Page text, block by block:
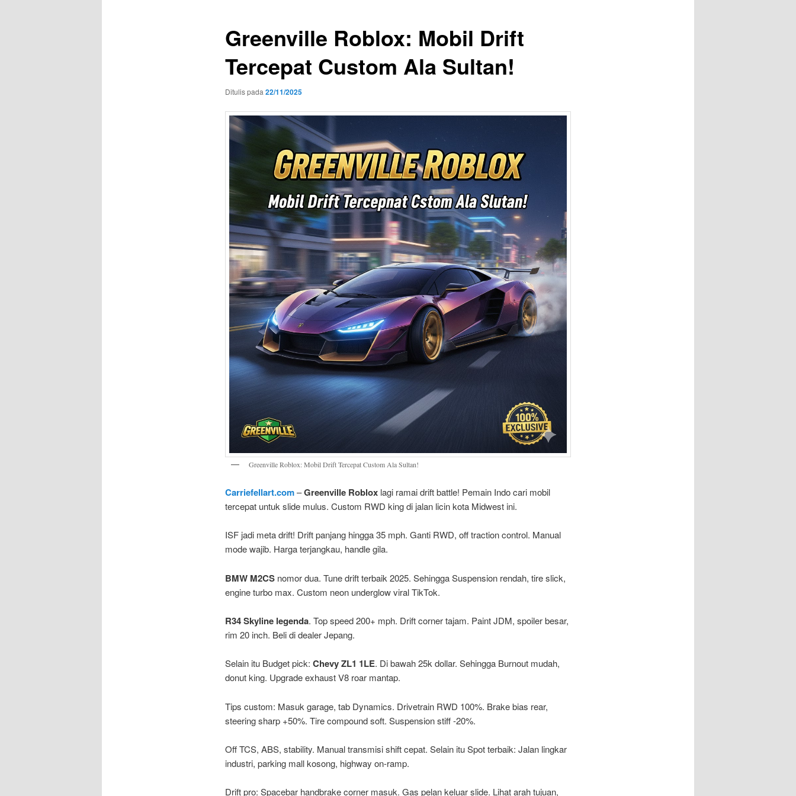
Greenville Roblox: Mobil Drift
Tercepat Custom Ala Sultan!
Ditulis pada 22/11/2025
Greenville Roblox: Mobil Drift Tercepat Custom Ala Sultan!
Carriefellart.com–Greenville Robloxlagi ramai drift battle! Pemain Indo cari mobil
tercepat untuk slide mulus. Custom RWD king di jalan licin kota Midwest ini.
ISF jadi meta drift! Drift panjang hingga 35 mph. Ganti RWD, off traction control. Manual
mode wajib. Harga terjangkau, handle gila.
BMW M2CSnomor dua. Tune drift terbaik 2025. Sehingga Suspension rendah, tire slick,
engine turbo max. Custom neon underglow viral TikTok.
R34 Skyline legenda. Top speed 200+ mph. Drift corner tajam. Paint JDM, spoiler besar,
rim 20 inch. Beli di dealer Jepang.
Selain itu Budget pick: Chevy ZL1 1LE. Di bawah 25k dollar. Sehingga Burnout mudah,
donut king. Upgrade exhaust V8 roar mantap.
Tips custom: Masuk garage, tab Dynamics. Drivetrain RWD 100%. Brake bias rear,
steering sharp +50%. Tire compound soft. Suspension stiff -20%.
Off TCS, ABS, stability. Manual transmisi shift cepat. Selain itu Spot terbaik: Jalan lingkar
industri, parking mall kosong, highway on-ramp.
Drift pro: Spacebar handbrake corner masuk. Gas pelan keluar slide. Lihat arah tujuan,